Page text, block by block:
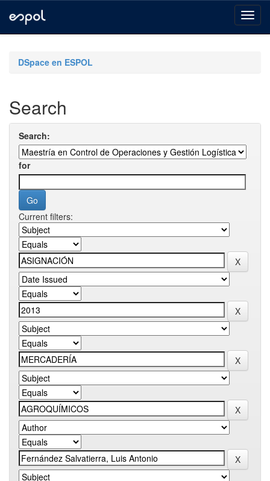
navigationDSpace en ESPOL
Search
Search:
for
Current filters: